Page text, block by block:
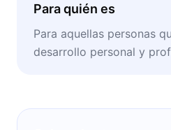
Para quién es
Para aquellas personas
desarrollo personal y